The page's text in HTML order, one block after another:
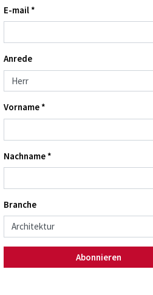
E-mail *
Anrede
Vorname *
Nachname *
Branche
Abonnieren